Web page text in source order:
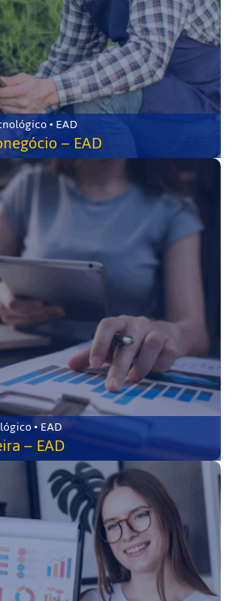
Divinópolis-MG • Tecnológico • EAD
– EAD
• EAD
– EAD